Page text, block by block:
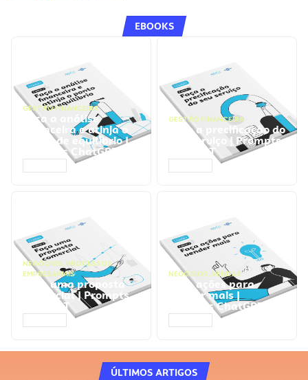
EBOOKS
GESTÃO FINANCEIRA
Faça a análise
financeira e atinja o
ponto de equilíbrio |
Prompts ChatGPT
GESTÃO FINANCEIRA
Faça a precificação do
seu serviço | Prompts
ChatGPT
NEGÓCIOS, PROCESSOS
EMPRESARIAIS
Faça uma proposta
comercial | Prompts
ChatGPT
NEGÓCIOS, VENDAS
Faça ações para
vender mais |
Prompts ChatGPT
ÚLTIMOS ARTIGOS